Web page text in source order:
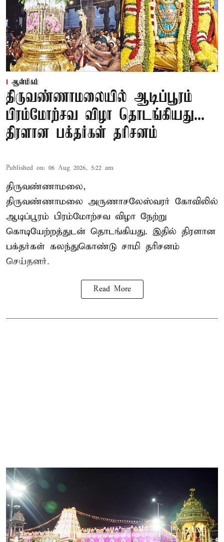
ஆன்மிகம்
திருவண்ணாமலையில் ஆடிப்பூரம்
பிரம்மோற்சவ விழா தொடங்கியது...
திரளான பக்தர்கள் தரிசனம்
Published on: 06 Aug 2026, 5:22 am
திருவண்ணாமலை,
திருவண்ணாமலை அருணாசலேஸ்வரர் கோவிலில்
ஆடிப்பூரம் பிரம்மோற்சவ விழா நேற்று
கொடியேற்றத்துடன் தொடங்கியது. இதில் திரளான
பக்தர்கள் கலந்துகொண்டு சாமி தரிசனம்
செய்தனர்.
Read More